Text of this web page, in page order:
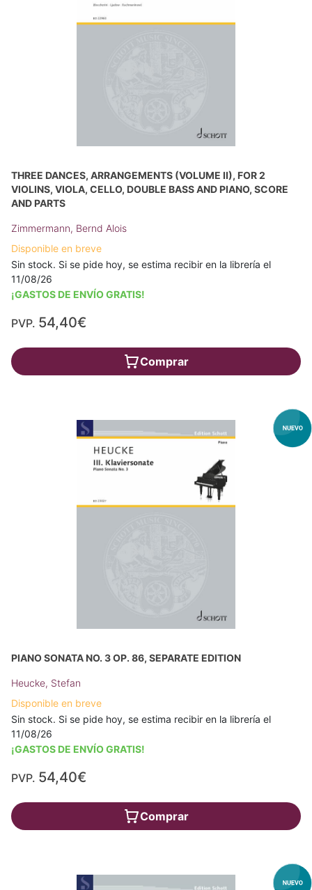
THREE DANCES, ARRANGEMENTS (VOLUME II), FOR 2
VIOLINS, VIOLA, CELLO, DOUBLE BASS AND PIANO, SCORE
AND PARTS
Zimmermann, Bernd Alois
Disponible en breve
Sin stock. Si se pide hoy, se estima recibir en la librería el
11/08/26
¡GASTOS DE ENVÍO GRATIS!
PVP. 54,40€
Comprar
PIANO SONATA NO. 3 OP. 86, SEPARATE EDITION
Heucke, Stefan
Disponible en breve
Sin stock. Si se pide hoy, se estima recibir en la librería el
11/08/26
¡GASTOS DE ENVÍO GRATIS!
PVP. 54,40€
Comprar